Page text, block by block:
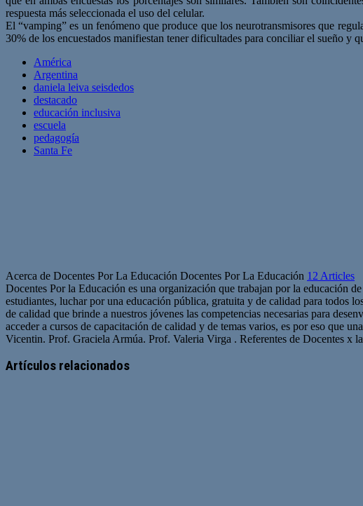
respuesta más seleccionada el uso del celular.
El “vamping” es un fenómeno que produce que los neurotransmisores que
30% de los encuestados manifiestan tener dificultades para conciliar el sueño y
América
Argentina
daniela leiva seisdedos
destacado
educación inclusiva
escuela
pedagogía
Santa Fe
Acerca de Docentes Por La Educación Docentes Por La Educación 12 Articles
Docentes Por la Educación es una organización que trabajan por la educación
estudiantes, luchar por una educación pública, gratuita y de calidad para todos
de calidad que brinde a nuestros jóvenes las competencias necesarias para
acceder a cursos de capacitación de calidad y de temas varios, es por eso que
Vicentin. Prof. Graciela Armúa. Prof. Valeria Virga . Referentes de Docentes x
Artículos relacionados